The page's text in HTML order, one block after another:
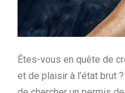
Êtes-vous en quête de
et de plaisir à l’état brut